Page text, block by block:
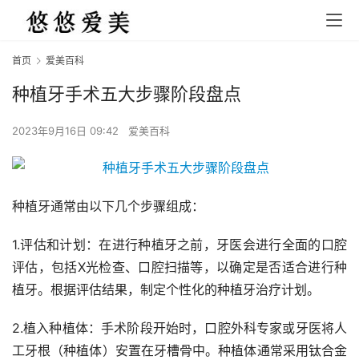
首页 爱美百科
种植牙手术五大步骤阶段盘点
2023年9月16日 09:42 爱美百科
种植牙通常由以下几个步骤组成：
1.评估和计划：在进行种植牙之前，牙医会进行全面的口腔
评估，包括X光检查、口腔扫描等，以确定是否适合进行种
植牙。根据评估结果，制定个性化的种植牙治疗计划。
2.植入种植体：手术阶段开始时，口腔外科专家或牙医将人
工牙根（种植体）安置在牙槽骨中。种植体通常采用钛合金